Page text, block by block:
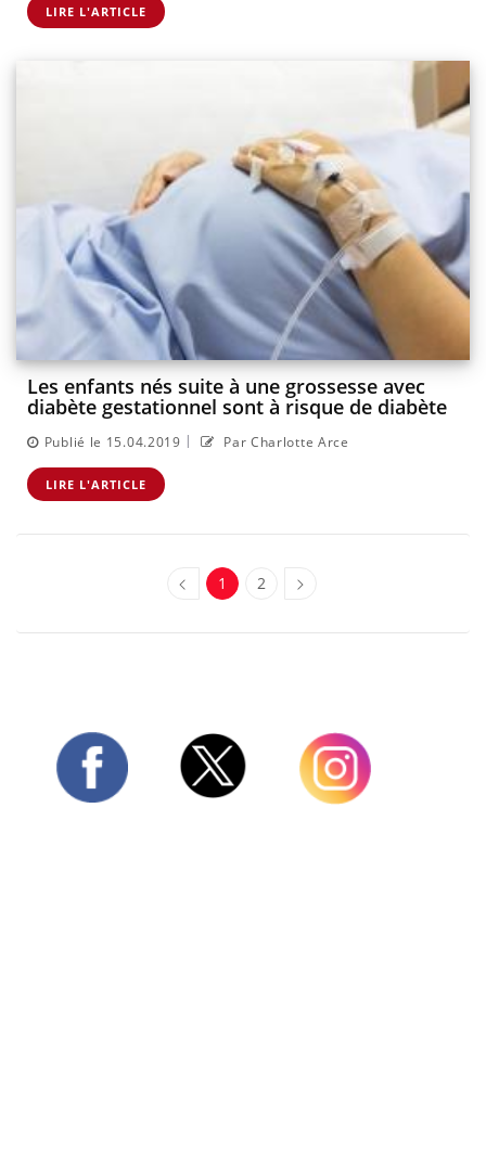
LIRE L'ARTICLE
Les enfants nés suite à une grossesse avec
diabète gestationnel sont à risque de diabète
Publié le 15.04.2019 | Par Charlotte Arce
LIRE L'ARTICLE
1 2